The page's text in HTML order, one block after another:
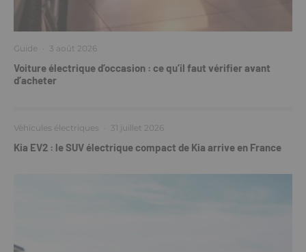
Guide · 3 août 2026
Voiture électrique d’occasion : ce qu’il faut vérifier avant
d’acheter
Véhicules électriques · 31 juillet 2026
Kia EV2 : le SUV électrique compact de Kia arrive en France